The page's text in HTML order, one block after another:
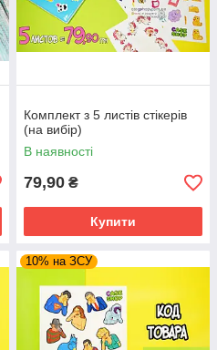
Комплект з 5 листів стікерів
(на вибір)
В наявності
79,90 ₴
Купити
10% на ЗСУ